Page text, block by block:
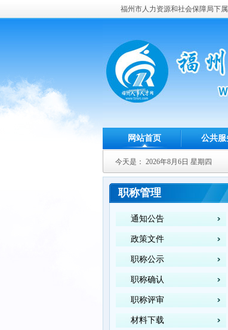
福州市人力资源和社会保障局下
网站首页 公共服
今天是： 2026年8月6日 星期四
职称管理
通知公告
政策文件
职称公示
职称确认
职称评审
材料下载